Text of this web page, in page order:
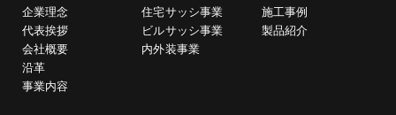
企業理念
代表挨拶
会社概要
沿革
事業内容
住宅サッシ事業
ビルサッシ事業
内外装事業
施工事例
製品紹介